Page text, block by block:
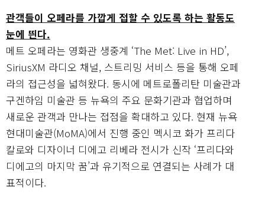
관객들이 오페라를 가깝게 접할 수 있도록 하는 활동도
눈에 띈다.
메트 오페라는 영화관 생중계 ‘The Met: Live in HD’,
SiriusXM 라디오 채널, 스트리밍 서비스 등을 통해 오페
라의 접근성을 넓혀왔다. 동시에 메트로폴리탄 미술관과
구겐하임 미술관 등 뉴욕의 주요 문화기관과 협업하며
새로운 관객과 만나는 접점을 확대하고 있다. 현재 뉴욕
현대미술관(MoMA)에서 진행 중인 멕시코 화가 프리다
칼로와 디자이너 디에고 리베라 전시가 신작 ‘프리다와
디에고의 마지막 꿈’과 유기적으로 연결되는 사례가 대
표적이다.